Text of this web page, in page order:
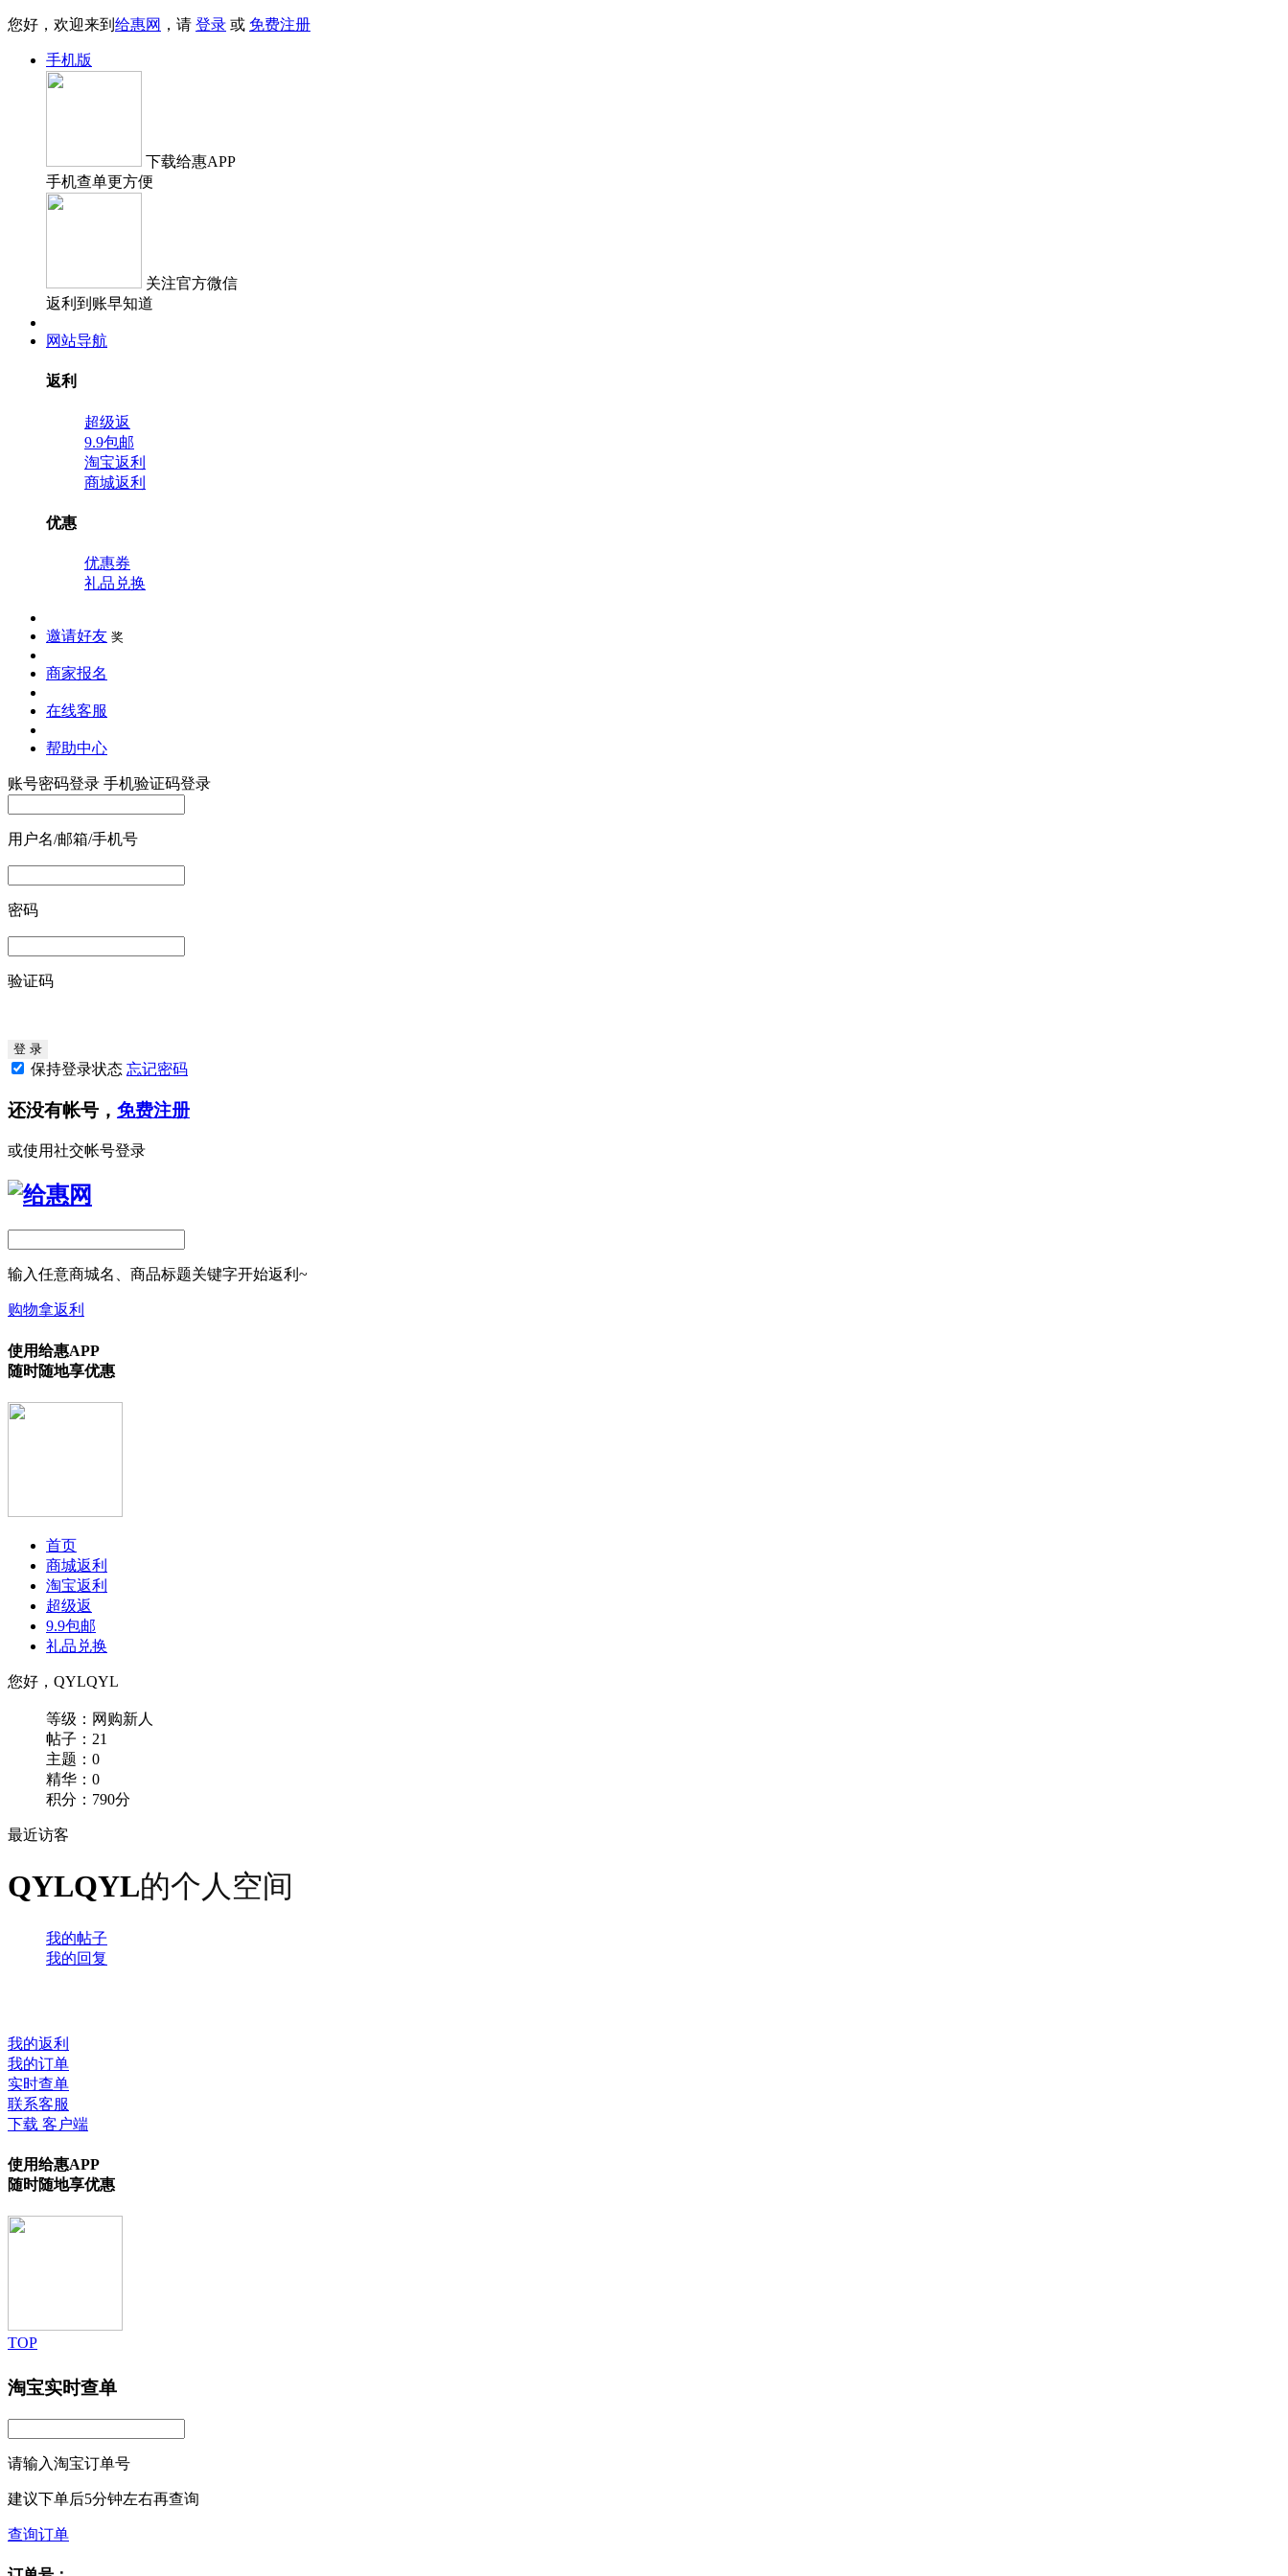
您好，欢迎来到 给惠网 ，请 登录 或 免费注册
手机版
下载给惠APP
手机查单更方便
关注官方微信
返利到账早知道
网站导航
返利
超级返
9.9包邮
淘宝返利
商城返利
优惠
优惠券
礼品兑换
邀请好友 奖
商家报名
在线客服
帮助中心
账号密码登录 手机验证码登录
用户名/邮箱/手机号
密码
验证码
保持登录状态 忘记密码
还没有帐号， 免费注册
或使用社交帐号登录
输入任意商城名、商品标题关键字开始返利~
购物拿返利
使用给惠APP
随时随地享优惠
首页
商城返利
淘宝返利
超级返
9.9包邮
礼品兑换
您好，QYLQYL
等级： 网购新人
帖子：21
主题：0
精华：0
积分：790分
最近访客
QYLQYL的个人空间
我的帖子
我的回复
我的返利
我的订单
实时查单
联系客服
下载 客户端
使用给惠APP
随时随地享优惠
TOP
淘宝实时查单
请输入淘宝订单号
建议下单后5分钟左右再查询
查询订单